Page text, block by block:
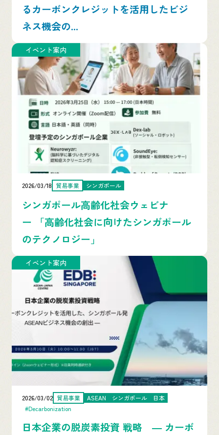
るカーボンクレジットを活用したビジ
ネス機会の...
イベント案内
2026/03/18 貿易事業 シンガポール
シンガポール高齢化社会ウェビナ
ー 「高齢化社会に向けたシンガポール
のテクノロジー」
イベント案内
2026/03/02 貿易事業 ASEAN シンガポール
日本
#Decarbonization
日本企業の脱炭素投資 戦略 ― カーボ